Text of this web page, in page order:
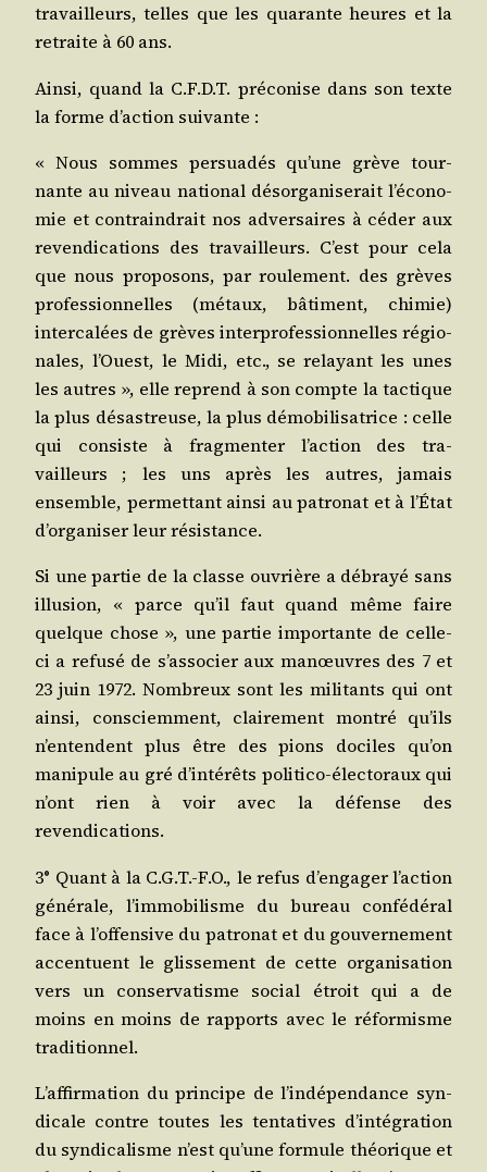
tra­vailleurs, telles que les qua­rante heures et la
retraite à 60 ans.
Ain­si, quand la C.F.D.T. pré­co­nise dans son texte
la forme d’ac­tion suivante :
« Nous sommes per­sua­dés qu’une grève tour­
nante au niveau natio­nal désor­ga­ni­se­rait l’é­co­no­
mie et contrain­drait nos adver­saires à céder aux
reven­di­ca­tions des tra­vailleurs. C’est pour cela
que nous pro­po­sons, par rou­le­ment. des grèves
pro­fes­sion­nelles (métaux, bâti­ment, chi­mie)
inter­ca­lées de grèves inter­pro­fes­sion­nelles régio­
nales, l’Ouest, le Midi, etc., se relayant les unes
les autres », elle reprend à son compte la tac­tique
la plus désas­treuse, la plus démo­bi­li­sa­trice : celle
qui consiste à frag­men­ter l’ac­tion des tra­
vailleurs ; les uns après les autres, jamais
ensemble, per­met­tant ain­si au patro­nat et à l’État
d’organiser leur résistance.
Si une par­tie de la classe ouvrière a débrayé sans
illu­sion, « parce qu’il faut quand même faire
quelque chose », une par­tie impor­tante de celle-
ci a refu­sé de s’as­so­cier aux manœuvres des 7 et
23 juin 1972. Nom­breux sont les mili­tants qui ont
ain­si, consciem­ment, clai­re­ment mon­tré qu’ils
n’en­tendent plus être des pions dociles qu’on
mani­pule au gré d’in­té­rêts poli­ti­co-élec­to­raux qui
n’ont rien à voir avec la défense des
revendications.
3° Quant à la C.G.T.-F.O., le refus d’en­ga­ger l’ac­tion
géné­rale, l’im­mo­bi­lisme du bureau confé­dé­ral
face à l’of­fen­sive du patro­nat et du gou­ver­ne­ment
accen­tuent le glis­se­ment de cette orga­ni­sa­tion
vers un conser­va­tisme social étroit qui a de
moins en moins de rap­ports avec le réfor­misme
traditionnel.
L’af­fir­ma­tion du prin­cipe de l’in­dé­pen­dance syn­
di­cale contre toutes les ten­ta­tives d’in­té­gra­tion
du syn­di­ca­lisme n’est qu’une for­mule théo­rique et